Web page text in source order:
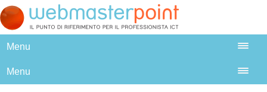
Menu
Menu